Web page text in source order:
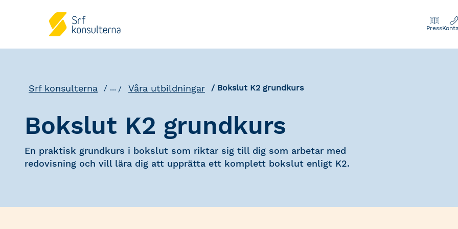
Press
Srf konsulterna ... Våra utbildningar Bokslut K2 grundkurs
Bokslut K2 grundkurs
En praktisk grundkurs i bokslut som riktar sig till dig som arbetar med
redovisning och vill lära dig att upprätta ett komplett bokslut enligt K2.